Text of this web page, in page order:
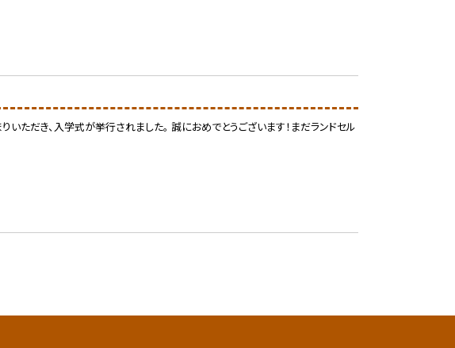
ただき、入学式が挙行されました。 誠におめでとうございます！まだランドセル